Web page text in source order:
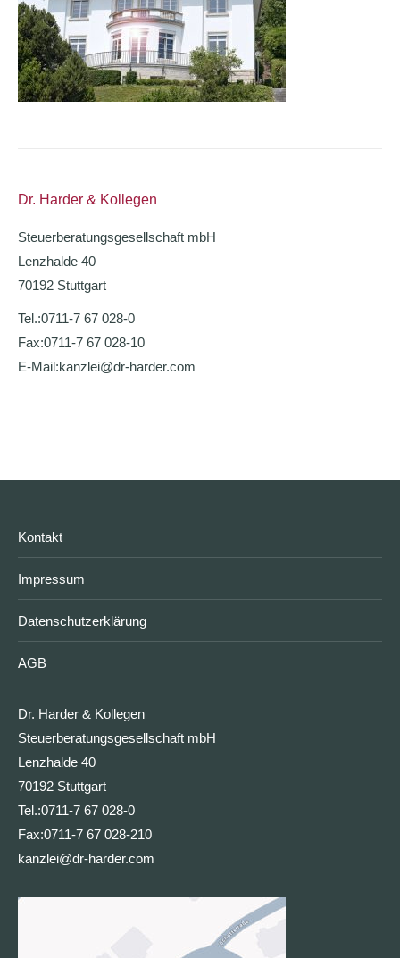
Dr. Harder & Kollegen
Steuerberatungsgesellschaft mbH
Lenzhalde 40
70192 Stuttgart
Tel.:0711-7 67 028-0
Fax:0711-7 67 028-10
E-Mail:kanzlei@dr-harder.com
Kontakt
Impressum
Datenschutzerklärung
AGB
Dr. Harder & Kollegen
Steuerberatungsgesellschaft mbH
Lenzhalde 40
70192 Stuttgart
Tel.:0711-7 67 028-0
Fax:0711-7 67 028-210
kanzlei@dr-harder.com